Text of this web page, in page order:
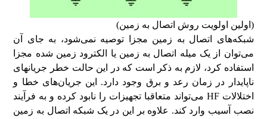
(اولین اولویت روش اتصال به زمین)
شبکه‌های اتصال به زمین مجزا توصیه نمی‌شود، به جای آن
می‌توان از یک میله اتصال به زمین یا الکترود زمین شده مجزا
استفاده کرد، لازم به ذکر است که در این حالت خطر جریان‎های
ناپایدار در زمان رعد و برق وجود دارد. این جریان‌های خطا و
اختلالات HF می‌تواند متعاقبا تجهیزات را نابود کرده و به فرآیند
نصب آسیب وارد کند. علاوه بر این در یک شبکه اتصال به زمین